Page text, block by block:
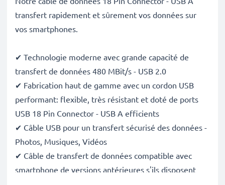
transfert rapidement et sûrement vos données sur
vos smartphones.
✔ Technologie moderne avec grande capacité de
transfert de données 480 MBit/s - USB 2.0
✔ Fabrication haut de gamme avec un cordon USB
performant: flexible, très résistant et doté de ports
USB 18 Pin Connector - USB A efficients
✔ Câble USB pour un transfert sécurisé des données -
Photos, Musiques, Vidéos
✔ Câble de transfert de données compatible avec
smartphone de versions antérieures s'ils disposent